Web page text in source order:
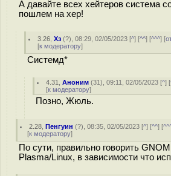
А давайте всех хейтеров система
пошлем на хер!
3.26 ,Хз (?), 08:29, 02/05/2023 [^] [^^] [^^^] [
[к модератору]
Системд*
4.31 ,Аноним (31), 09:11, 02/05/2023 [^] [
[к модератору]
Позно, Жюль.
2.28 ,Пенгуин (?), 08:35, 02/05/2023 [^] [^^] [
[к модератору]
По сути, правильно говорить
Plasma/Linux, в зависимости что